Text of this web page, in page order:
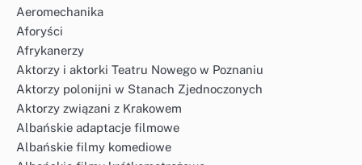
Aeromechanika
Aforyści
Afrykanerzy
Aktorzy i aktorki Teatru Nowego w Poznaniu
Aktorzy polonijni w Stanach Zjednoczonych
Aktorzy związani z Krakowem
Albańskie adaptacje filmowe
Albańskie filmy komediowe